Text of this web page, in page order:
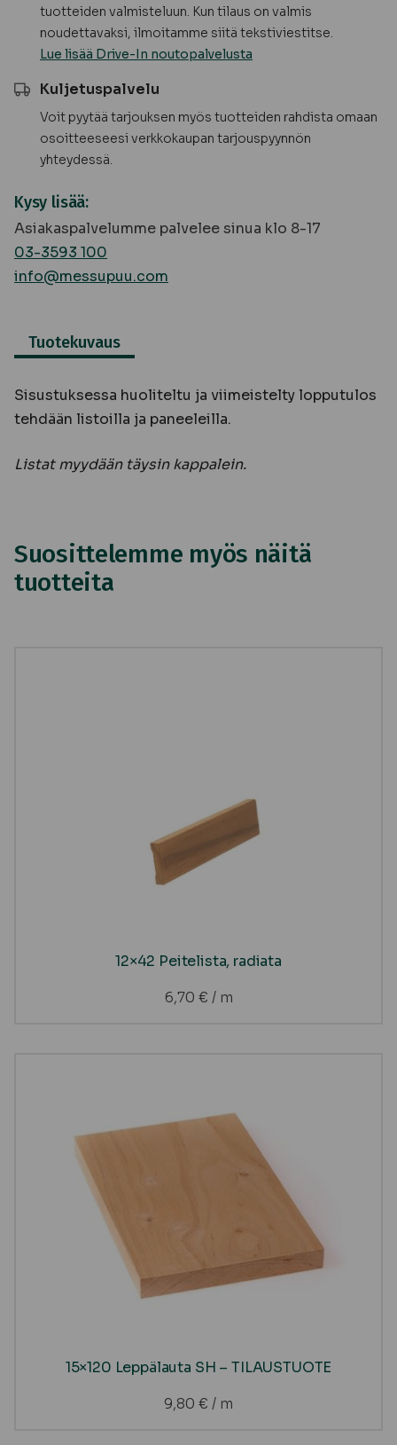
tuotteiden valmisteluun. Kun tilaus on valmis
noudettavaksi, ilmoitamme siitä tekstiviestitse.
Lue lisää Drive-In noutopalvelusta
Kuljetuspalvelu
Voit pyytää tarjouksen myös tuotteiden rahdista omaan
osoitteeseesi verkkokaupan tarjouspyynnön
yhteydessä.
Kysy lisää:
Asiakaspalvelumme palvelee sinua klo 8-17
03-3593 100
info@messupuu.com
Tuotekuvaus
Sisustuksessa huoliteltu ja viimeistelty lopputulos
tehdään listoilla ja paneeleilla.
Listat myydään täysin kappalein.
Suosittelemme myös näitä
tuotteita
12×42 Peitelista, radiata
6,70 € / m
15×120 Leppälauta SH – TILAUSTUOTE
9,80 € / m